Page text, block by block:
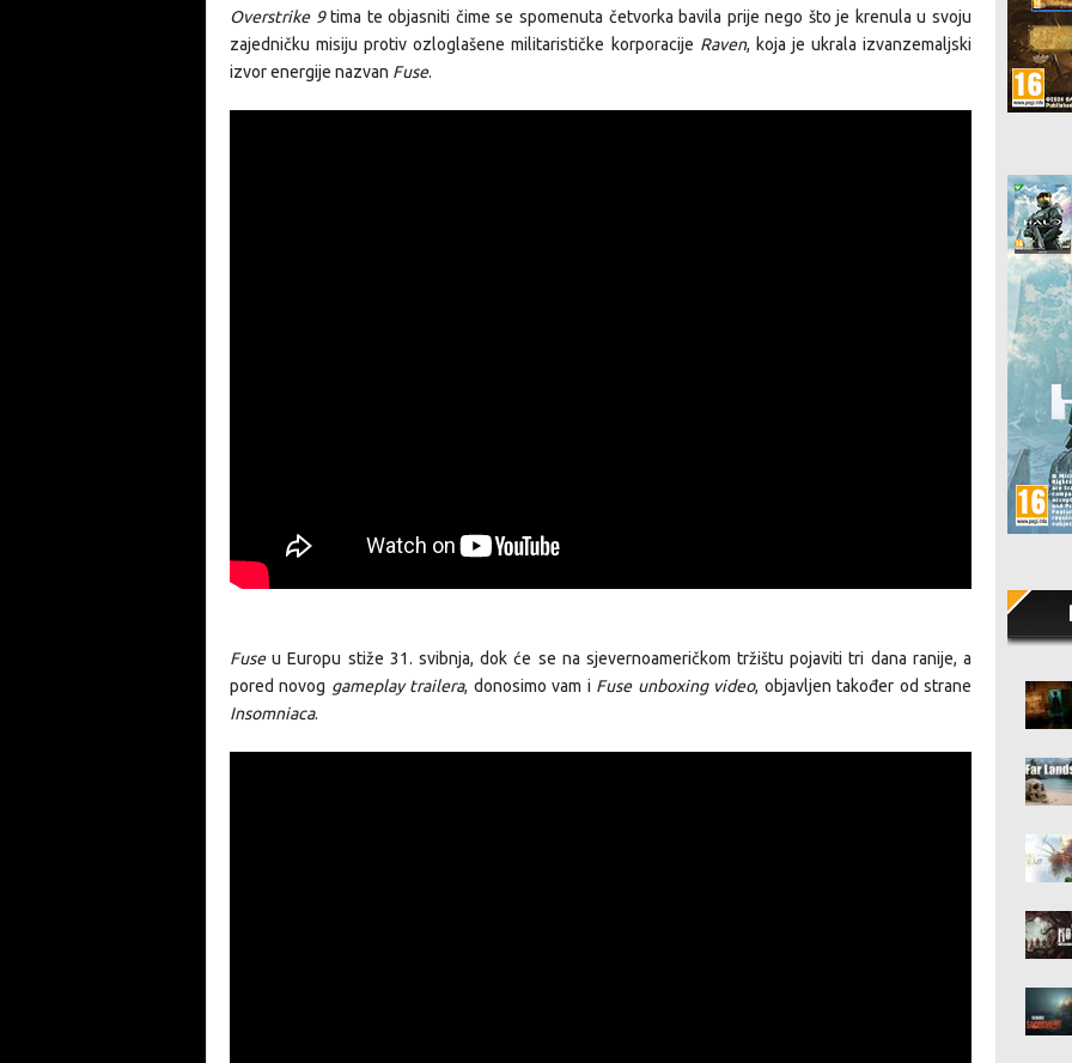
Overstrike 9tima te objasniti čime se spomenuta četvorka bavila prije nego što je krenula u svoju
zajedničku misiju protiv ozloglašene militarističke korporacije Raven, koja je ukrala izvanzemaljski
izvor energije nazvan Fuse.
Fuseu Europu stiže 31. svibnja, dok će se na sjevernoameričkom tržištu pojaviti tri dana ranije, a
pored novog gameplay trailera, donosimo vam i Fuse unboxing video, objavljen također od strane
Insomniaca.